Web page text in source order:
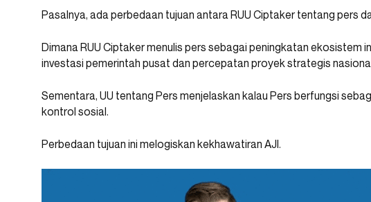
Pasalnya, ada perbedaan tujuan antara RUU Ciptaker tentang pers
Dimana RUU Ciptaker menulis pers sebagai peningkatan ekosistem
investasi pemerintah pusat dan percepatan proyek strategis
Sementara, UU tentang Pers menjelaskan kalau Pers berfungsi
kontrol sosial.
Perbedaan tujuan ini melogiskan kekhawatiran AJI.